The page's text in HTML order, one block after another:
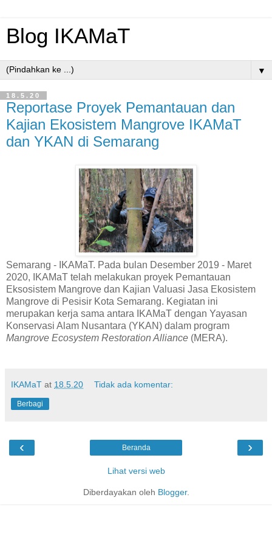
Blog IKAMaT
▼
18.5.20
Reportase Proyek Pemantauan dan
Kajian Ekosistem Mangrove IKAMaT
dan YKAN di Semarang
Semarang - IKAMaT. Pada bulan Desember 2019 - Maret
2020, IKAMaT telah melakukan proyek Pemantauan
Eksosistem Mangrove dan Kajian Valuasi Jasa Ekosistem
Mangrove di Pesisir Kota Semarang. Kegiatan ini
merupakan kerja sama antara IKAMaT dengan Yayasan
Konservasi Alam Nusantara (YKAN) dalam program
Mangrove Ecosystem Restoration Alliance (MERA).
IKAMaT at 18.5.20 Tidak ada komentar:
Berbagi
‹ ›
Beranda
Lihat versi web
Diberdayakan oleh Blogger.